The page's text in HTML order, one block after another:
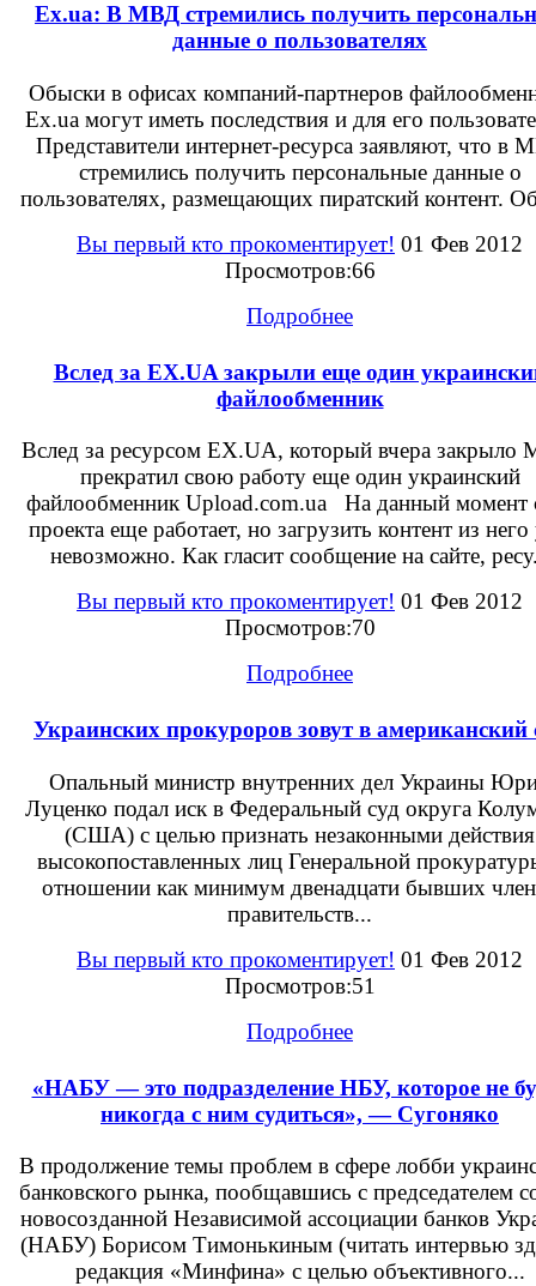
Ex.ua: В МВД стремились получить
данные о пользователях
Обыски в офисах компаний-партнеров
Ex.ua могут иметь последствия и для его
Представители интернет-ресурса заявляют, что в
стремились получить персональные данные о
пользователях, размещающих пиратский контент.
Вы первый кто прокоментирует! 01 Фев 2012
Просмотров:66
Подробнее
Вслед за EX.UA закрыли еще один
файлообменник
Вслед за ресурсом EX.UA, который вчера закрыло
прекратил свою работу еще один украинский
файлообменник Upload.com.ua На данный момент
проекта еще работает, но загрузить контент из
невозможно. Как гласит сообщение на сайте,
Вы первый кто прокоментирует! 01 Фев 2012
Просмотров:70
Подробнее
Украинских прокуроров зовут в американский
Опальный министр внутренних дел Украины
Луценко подал иск в Федеральный суд округа
(США) с целью признать незаконными действия
высокопоставленных лиц Генеральной
отношении как минимум двенадцати бывших
правительств...
Вы первый кто прокоментирует! 01 Фев 2012
Просмотров:51
Подробнее
«НАБУ — это подразделение НБУ, которое не
никогда с ним судиться», — Сугоняко
В продолжение темы проблем в сфере лобби
банковского рынка, пообщавшись с председателем
новосозданной Независимой ассоциации банков
(НАБУ) Борисом Тимонькиным (читать интервью
редакция «Минфина» с целью объективного...